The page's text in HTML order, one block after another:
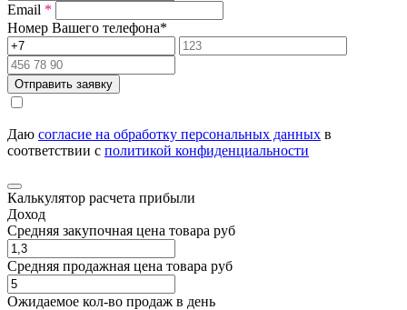
Email *
Номер Вашего телефона*
Отправить заявку
Даю согласие на обработку персональных данных в
соответствии с политикой конфиденциальности
Калькулятор расчета прибыли
Доход
Средняя закупочная цена товара руб
Средняя продажная цена товара руб
Ожидаемое кол-во продаж в день